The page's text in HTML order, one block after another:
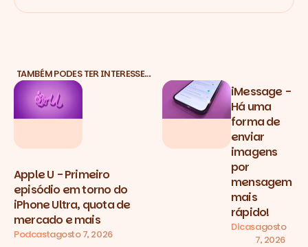
TAMBÉM PODES TER INTERESSE…
Apple U - Primeiro
episódio em torno do
iPhone Ultra, quota de
mercado e mais
Podcastagosto 7, 2026
iMessage -
Há uma
forma de
enviar
imagens
por
mensagem
mais
rápido!
Dicasagosto
7, 2026